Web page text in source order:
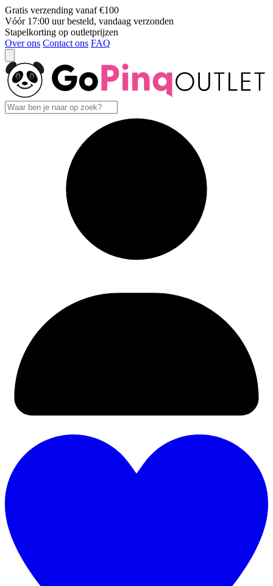
Gratis verzending vanaf €100
Vóór 17:00 uur besteld, vandaag verzonden
Stapelkorting op outletprijzen
Over ons Contact ons FAQ